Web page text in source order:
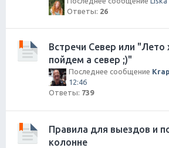
Ответы: 26
Встречи Север или
пойдем а север ;)"
Последнее сообщение
12:46
Ответы: 739
Правила для выездов и
колонне